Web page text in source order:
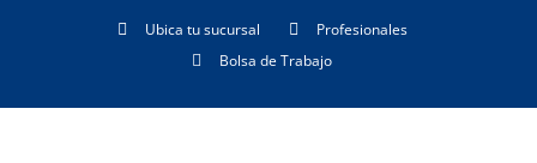
Ubica tu sucursal
Profesionales
Bolsa de Trabajo